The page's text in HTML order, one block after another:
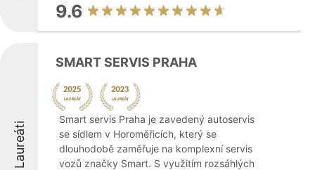
9.6
Laureáti
SMART SERVIS PRAHA
Smart servis Praha je zavedený autoservis
se sídlem v Horoměřicích, který se
dlouhodobě zaměřuje na komplexní servis
vozů značky Smart. S využitím rozsáhlých